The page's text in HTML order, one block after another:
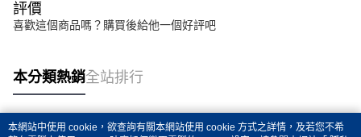
評價
喜歡這個商品嗎？購買後給他一個好評吧
本分類熱銷全站排行
本網站中使用 cookie，欲查詢有關本網站使用 cookie 方式之詳情，及若您不希